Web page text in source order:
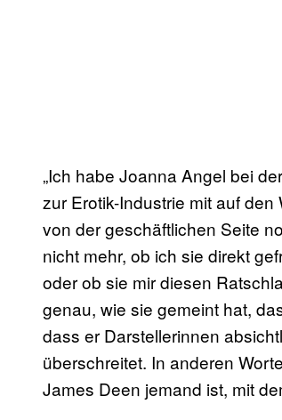
„Ich habe Joanna Angel bei der
zur Erotik-Industrie mit auf
von der geschäftlichen Seite
nicht mehr, ob ich sie direkt
oder ob sie mir diesen
genau, wie sie gemeint hat,
dass er Darstellerinnen
überschreitet. In anderen
James Deen jemand ist, mit